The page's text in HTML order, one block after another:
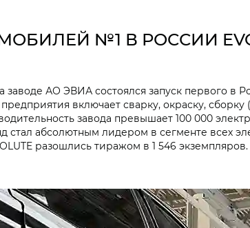
№1 В РОССИИ
заводе АО ЭВИА состоялся запуск первого в
включает сварку, окраску,
завода превышает 100 000
стал абсолютным лидером в сегменте всех
разошлись тиражом в 1 546 экземпляров.